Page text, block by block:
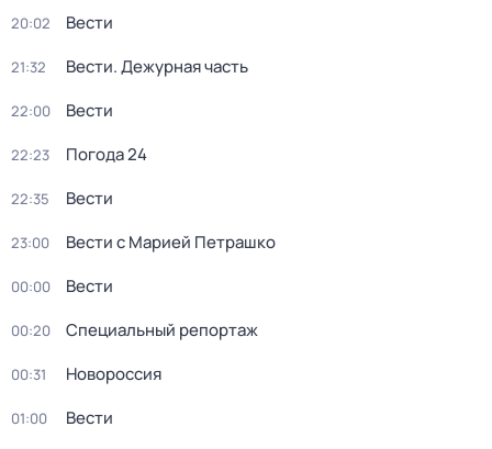
20:02 Вести
21:32 Вести. Дежурная часть
22:00 Вести
22:23 Погода 24
22:35 Вести
23:00 Вести с Марией Петрашко
00:00 Вести
00:20 Специальный репортаж
00:31 Новороссия
01:00 Вести